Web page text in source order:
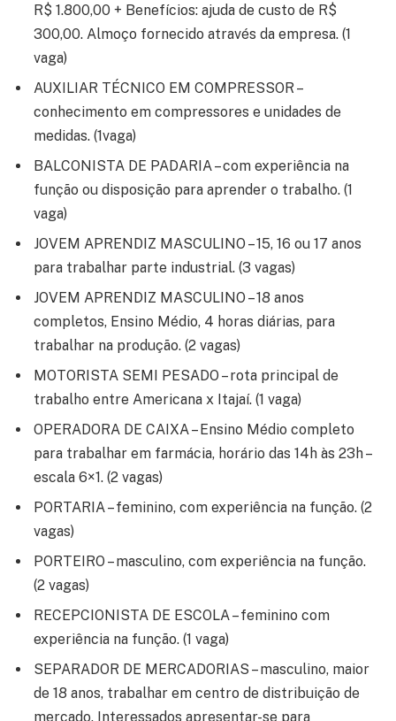
R$ 1.800,00 + Benefícios: ajuda de custo de R$
300,00. Almoço fornecido através da empresa. (1
vaga)
AUXILIAR TÉCNICO EM COMPRESSOR –
conhecimento em compressores e unidades de
medidas. (1vaga)
BALCONISTA DE PADARIA – com experiência na
função ou disposição para aprender o trabalho. (1
vaga)
JOVEM APRENDIZ MASCULINO – 15, 16 ou 17 anos
para trabalhar parte industrial. (3 vagas)
JOVEM APRENDIZ MASCULINO – 18 anos
completos, Ensino Médio, 4 horas diárias, para
trabalhar na produção. (2 vagas)
MOTORISTA SEMI PESADO – rota principal de
trabalho entre Americana x Itajaí. (1 vaga)
OPERADORA DE CAIXA – Ensino Médio completo
para trabalhar em farmácia, horário das 14h às 23h –
escala 6×1. (2 vagas)
PORTARIA – feminino, com experiência na função. (2
vagas)
PORTEIRO – masculino, com experiência na função.
(2 vagas)
RECEPCIONISTA DE ESCOLA – feminino com
experiência na função. (1 vaga)
SEPARADOR DE MERCADORIAS – masculino, maior
de 18 anos, trabalhar em centro de distribuição de
mercado. Interessados apresentar-se para